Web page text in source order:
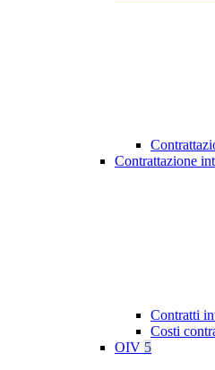
Contrattazione
Contratti
Costi
OIV 5